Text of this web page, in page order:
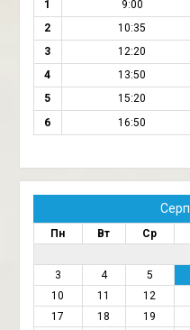
1
9:00
2
10:35
3
12:20
4
13:50
5
15:20
6
16:50
Пн Вт Ср
3
4 5
10
11 12
17
18 19